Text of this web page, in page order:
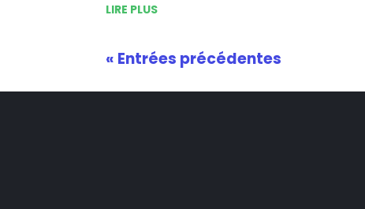
LIRE PLUS
« Entrées précédentes